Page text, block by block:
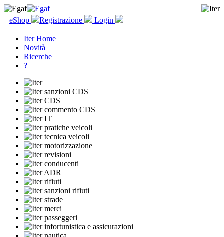
eShop Registrazione Login
Iter Home
Novità
Ricerche
?